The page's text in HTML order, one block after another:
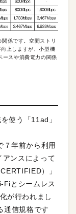
係です。空間ストリ
上しますが、小型機
ースや消費電力の関係
使う「11ad」
７年前から利用
ンスによって
）」
Fiとシームレス
が行われまし
通信規格です